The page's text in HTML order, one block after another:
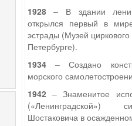
1928– В здании
открылся первый в
эстрады (Музей циркового
Петербурге).
1934– Создано
морского
1942– Знаменитое
(«Ленинградской»)
Шостаковича в